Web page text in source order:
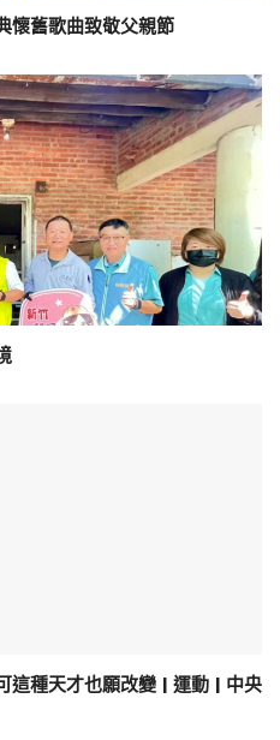
舊歌曲致敬父親節
種天才也願改變 | 運動 | 中央